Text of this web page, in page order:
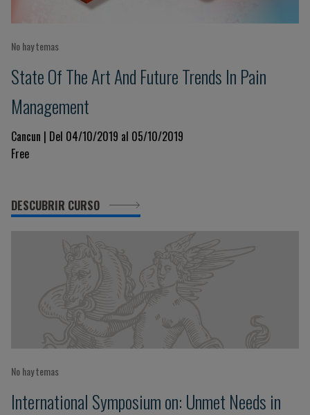
No hay temas
State Of The Art And Future Trends In Pain
Management
Cancun | Del 04/10/2019 al 05/10/2019
Free
DESCUBRIR CURSO
No hay temas
International Symposium on: Unmet Needs in